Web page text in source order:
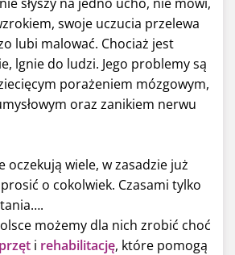
swoje uczucia przelewa
lubi malować. Chociaż jest
lgnie do ludzi. Jego problemy są
porażeniem mózgowym,
oraz zanikiem nerwu
oczekują wiele, w zasadzie już
o cokolwiek. Czasami tylko
możemy dla nich zrobić choć
i rehabilitację, które pomogą